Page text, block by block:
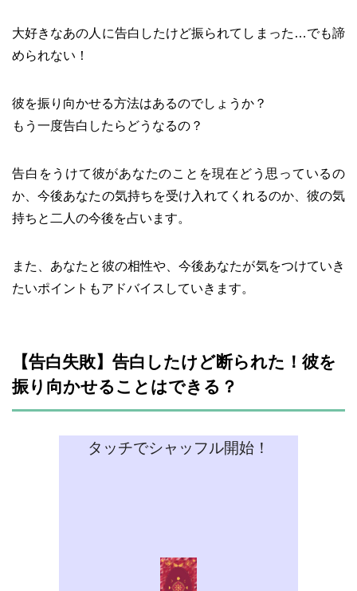
大好きなあの人に告白したけど振られてしまった…でも諦
められない！
彼を振り向かせる方法はあるのでしょうか？
もう一度告白したらどうなるの？
告白をうけて彼があなたのことを現在どう思っているの
か、今後あなたの気持ちを受け入れてくれるのか、彼の気
持ちと二人の今後を占います。
また、あなたと彼の相性や、今後あなたが気をつけていき
たいポイントもアドバイスしていきます。
【告白失敗】告白したけど断られた！彼を
振り向かせることはできる？
タッチでシャッフル開始！